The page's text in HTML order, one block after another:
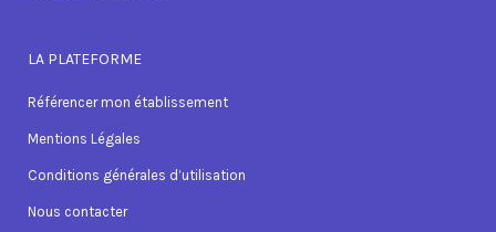
LA PLATEFORME
Référencer mon établissement
Mentions Légales
Conditions générales d’utilisation
Nous contacter